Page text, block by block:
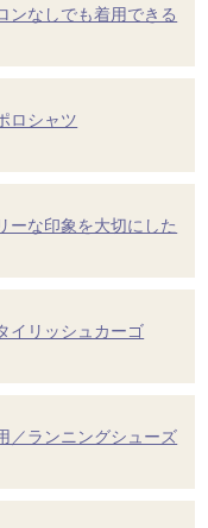
ンなしでも着用できる
ロシャツ
ーな印象を大切にした
イリッシュカーゴ
／ランニングシューズ